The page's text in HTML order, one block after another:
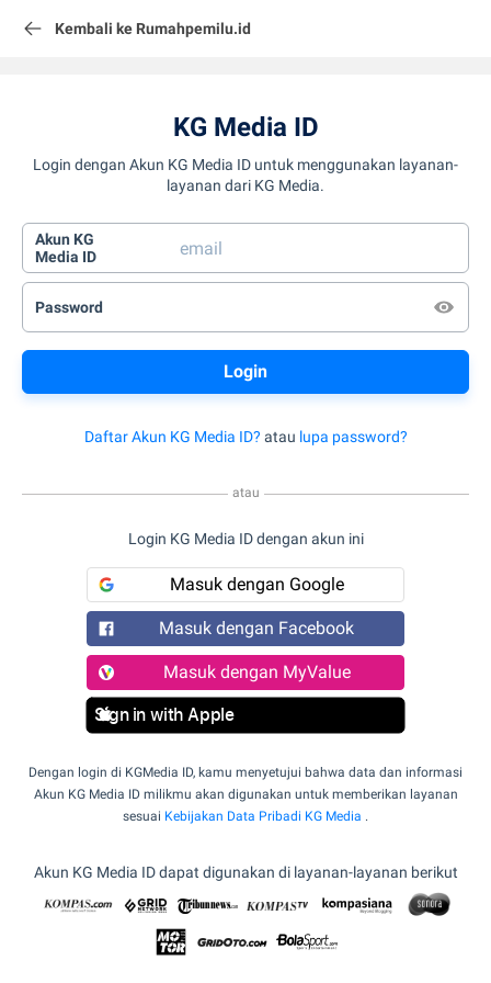
Kembali ke Rumahpemilu.id
KG Media ID
Login dengan Akun KG Media ID untuk menggunakan layanan-
layanan dari KG Media.
Akun KG
Media ID
Password
Daftar Akun KG Media ID? atau lupa password?
atau
Login KG Media ID dengan akun ini
Masuk dengan Google
Masuk dengan Facebook
Masuk dengan MyValue
Sign in with Apple
Dengan login di KGMedia ID, kamu menyetujui bahwa data dan informasi
Akun KG Media ID milikmu akan digunakan untuk memberikan layanan
sesuai Kebijakan Data Pribadi KG Media .
Akun KG Media ID dapat digunakan di layanan-layanan berikut